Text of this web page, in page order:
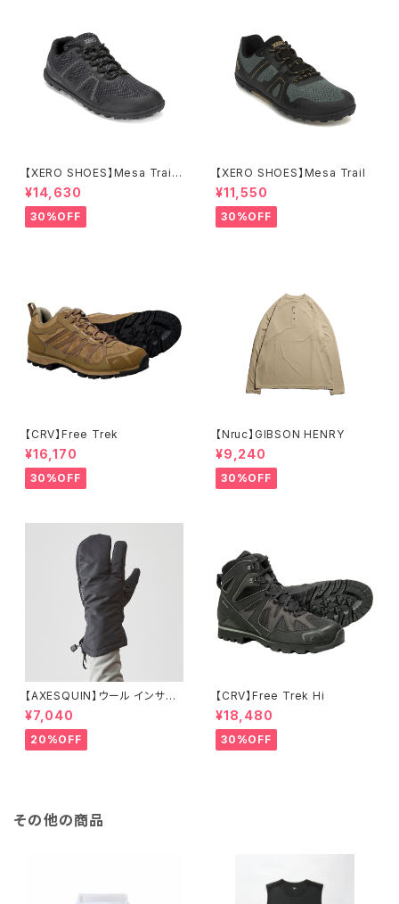
【XERO SHOES】Mesa Trail
WP (ブラック)
¥14,630
30%OFF
【XERO SHOES】Mesa Trail
¥11,550
30%OFF
【CRV】Free Trek
¥16,170
30%OFF
【Nruc】GIBSON HENRY
¥9,240
30%OFF
【AXESQUIN】ウール インサレ
ーション トリガー ミトン
¥7,040
20%OFF
【CRV】Free Trek Hi
¥18,480
30%OFF
その他の商品